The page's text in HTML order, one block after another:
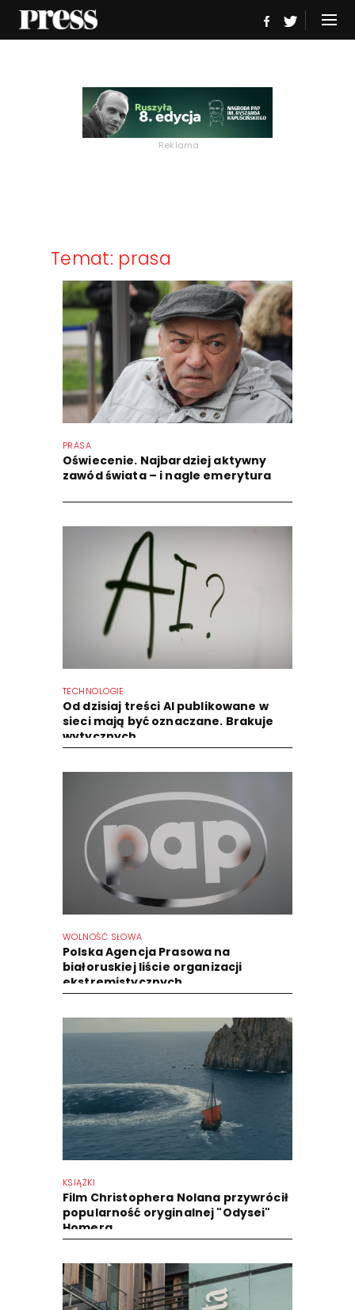
Reklama
Temat: prasa
PRASA
Oświecenie. Najbardziej aktywny
zawód świata – i nagle emerytura
TECHNOLOGIE
Od dzisiaj treści AI publikowane w
sieci mają być oznaczane. Brakuje
wytycznych
WOLNOŚĆ SŁOWA
Polska Agencja Prasowa na
białoruskiej liście organizacji
ekstremistycznych
KSIĄŻKI
Film Christophera Nolana przywrócił
popularność oryginalnej "Odysei"
Homera